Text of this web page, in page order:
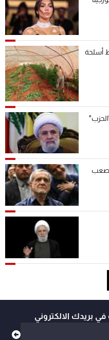
أسلحة
"صعب
في بريدك الالكتروني